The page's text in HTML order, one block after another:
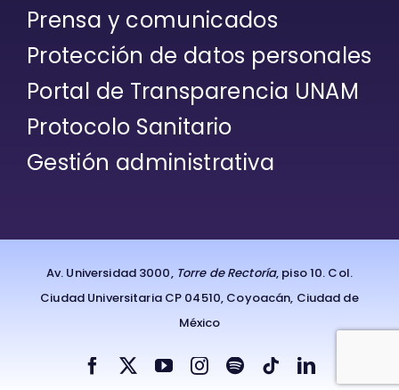
Prensa y comunicados
Protección de datos personales
Portal de Transparencia UNAM
Protocolo Sanitario
Gestión administrativa
Av. Universidad 3000, Torre de Rectoría, piso 10. Col.
Ciudad Universitaria CP 04510, Coyoacán, Ciudad de
México